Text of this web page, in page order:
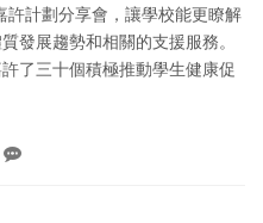
許計劃分享會，讓學校能更瞭解
發展趨勢和相關的支援服務。
了三十個積極推動學生健康促